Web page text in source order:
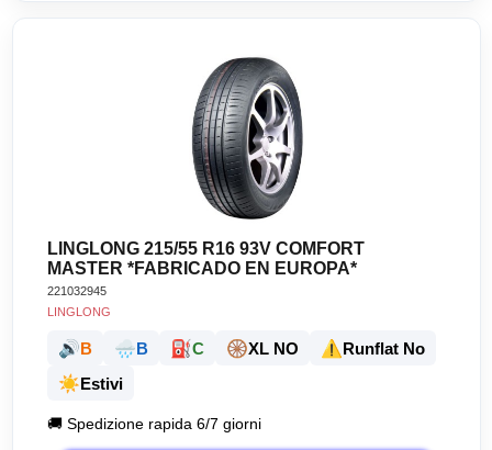
LINGLONG 215/55 R16 93V COMFORT
MASTER *FABRICADO EN EUROPA*
221032945
LINGLONG
🔊B 🌧️B ⛽C 🛞XL NO ⚠️Runflat No
☀️Estivi
🚚Spedizione rapida 6/7 giorni